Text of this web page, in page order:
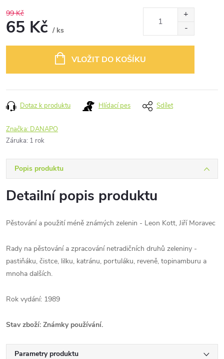
99 Kč
65 Kč / ks
VLOŽIT DO KOŠÍKU
Dotaz k produktu Hlídací pes Sdílet
Značka: DANAPO
Záruka: 1 rok
Popis produktu
Detailní popis produktu
Pěstování a použití méně známých zelenin - Leon Kott, Jiří Moravec
Rady na pěstování a zpracování netradičních druhů zeleniny -
pastiňáku, čistce, lilku, katránu, portuláku, reveně, topinamburu a
mnoha dalších.
Rok vydání: 1989
Stav zboží: Známky používání.
Parametry produktu